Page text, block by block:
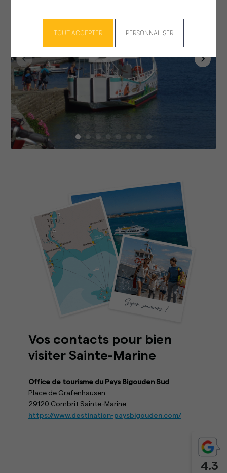
TOUT ACCEPTER PERSONNALISER
Vos contacts pour bien
visiter Sainte-Marine
Office de tourisme du Pays Bigouden Sud
Place de Grafenhausen
29120 Combrit Sainte-Marine
https://www.destination-paysbigouden.com/
4.3